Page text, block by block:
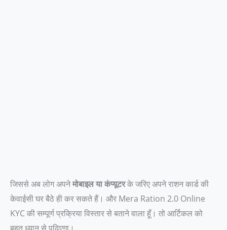
जिससे अब लोग अपनेमोबाइल या कंप्यूटरके जरिए अपने राशन कार्ड की
केवाईसी घर बैठे ही कर सकते हैं। और Mera Ration 2.0 Online
KYC की सम्पूर्ण प्रक्रिया विस्तार से बताने वाला हूँ। तो आर्टिकल को